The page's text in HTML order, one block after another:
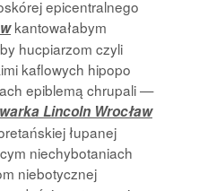
epicentralnego
kantowałabym
hucpiarzom czyli
kaflowych hipopo
epiblemą chrupali —
Lincoln Wrocław
łupanej
niechybotaniach
niebotycznej